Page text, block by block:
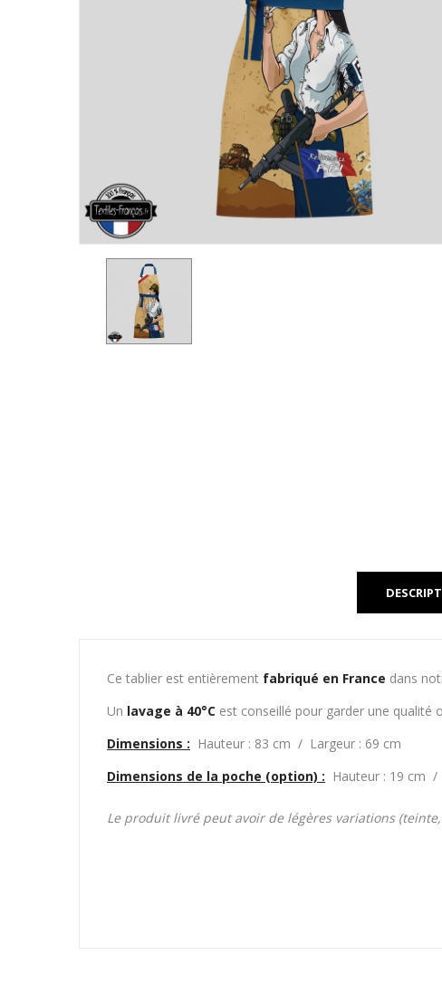
Ce tablier est entièrement fabriqué en France dans
Un lavage à 40°C est conseillé pour garder une qualité
Dimensions : Hauteur : 83 cm / Largeur : 69 cm
Dimensions de la poche (option) : Hauteur : 19 cm
Le produit livré peut avoir de légères variations